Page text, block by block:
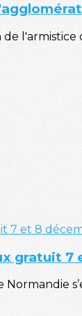
l'armistice
gratuit 7